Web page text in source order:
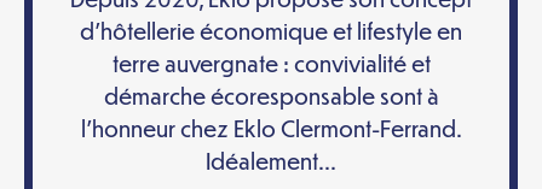
d’hôtellerie économique et lifestyle en
terre auvergnate : convivialité et
démarche écoresponsable sont à
l’honneur chez Eklo Clermont-Ferrand.
Idéalement...